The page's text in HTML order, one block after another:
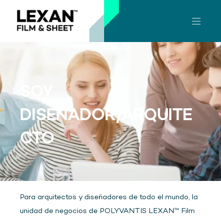
SOY
DISEÑADOR/ARQUITE
CTO
Para arquitectos y diseñadores de todo el mundo, la
unidad de negocios de POLYVANTIS LEXAN™ Film